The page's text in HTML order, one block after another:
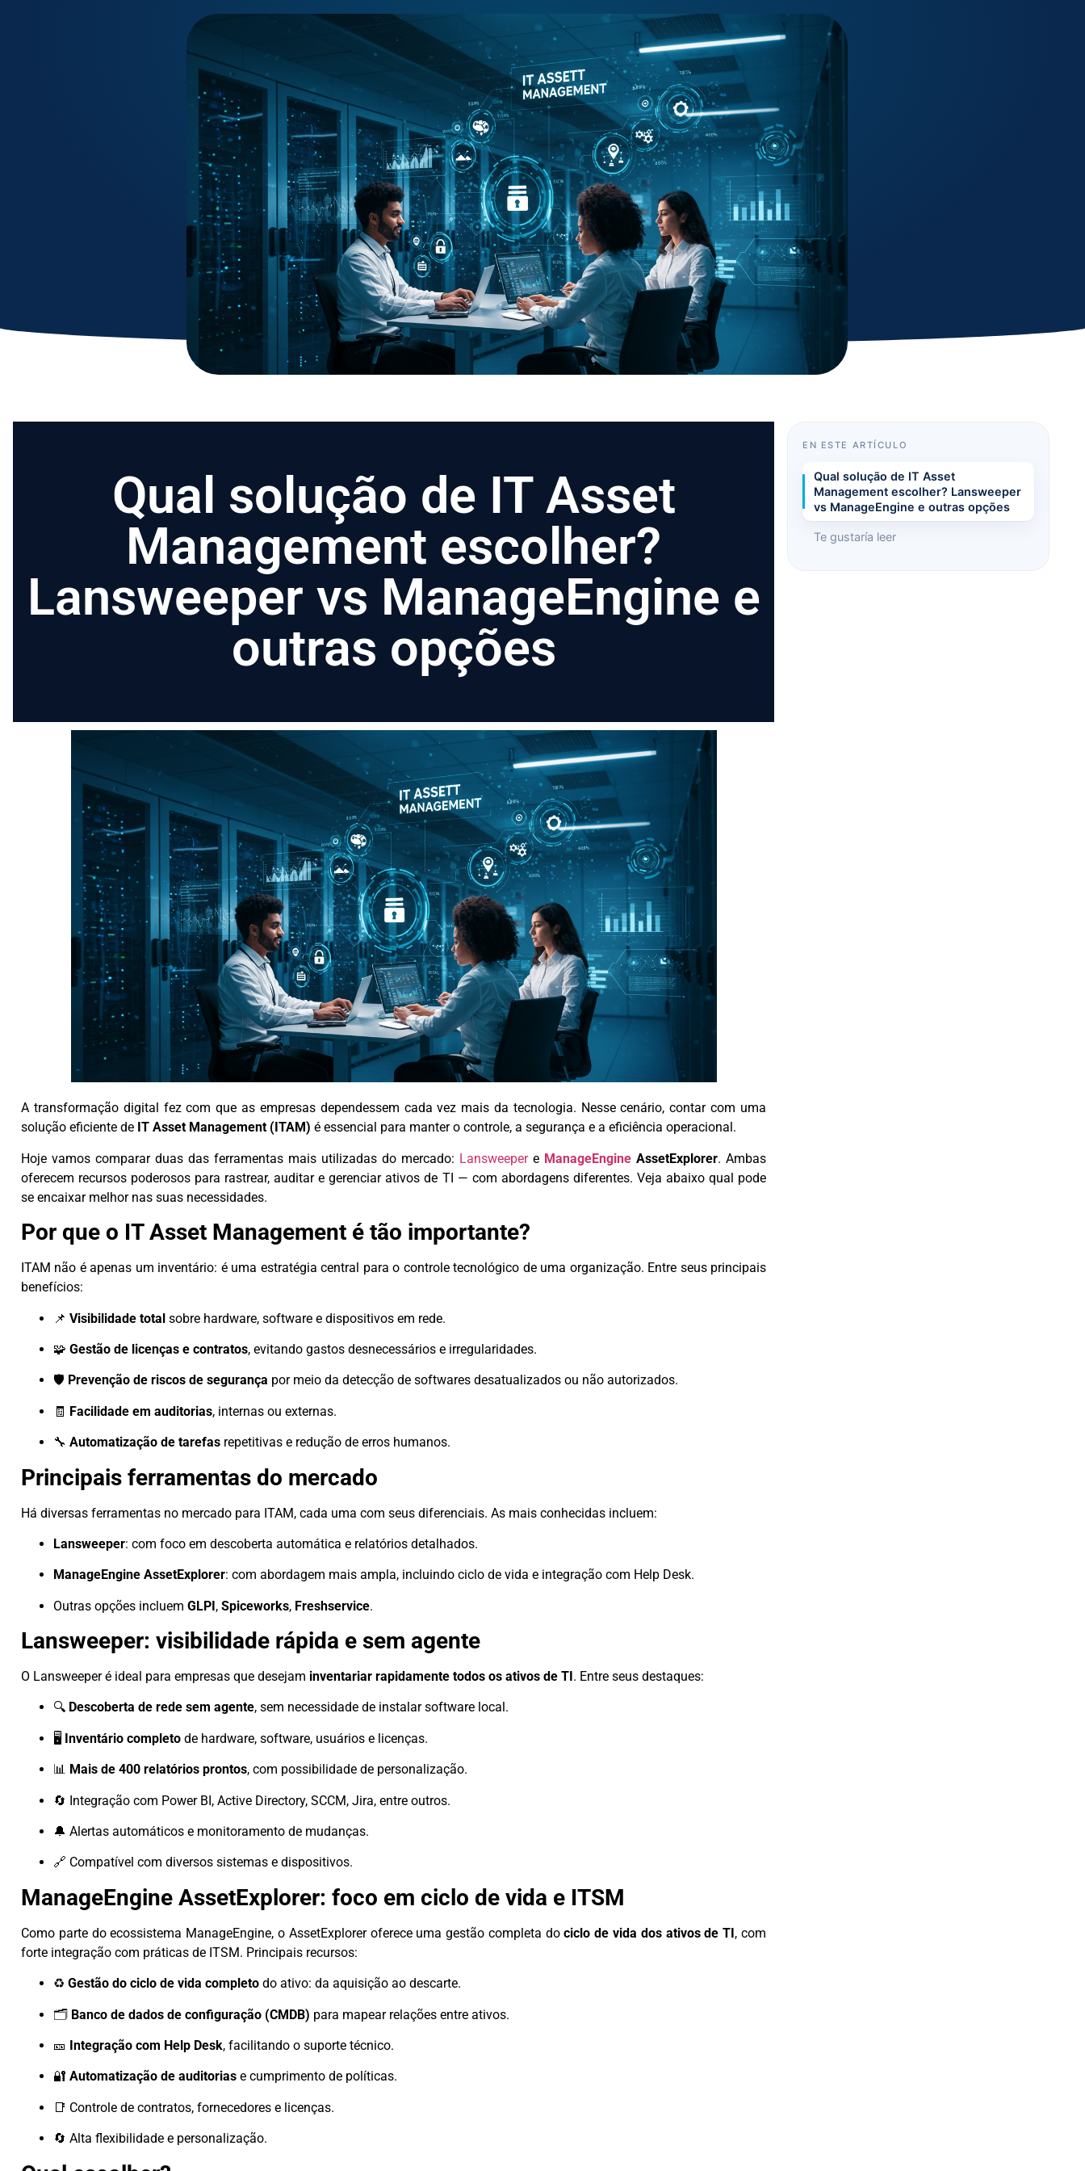
Qual solução de IT Asset
Management escolher?
Lansweeper vs ManageEngine e
outras opções
A transformação digital fez com que as empresas dependessem cada vez mais da tecnologia. Nesse cenário, contar com uma
solução eficiente de IT Asset Management (ITAM) é essencial para manter o controle, a segurança e a eficiência operacional.
Hoje vamos comparar duas das ferramentas mais utilizadas do mercado: Lansweeper e ManageEngine AssetExplorer. Ambas
oferecem recursos poderosos para rastrear, auditar e gerenciar ativos de TI — com abordagens diferentes. Veja abaixo qual pode
se encaixar melhor nas suas necessidades.
Por que o IT Asset Management é tão importante?
ITAM não é apenas um inventário: é uma estratégia central para o controle tecnológico de uma organização. Entre seus principais
benefícios:
📌 Visibilidade total sobre hardware, software e dispositivos em rede.
🧩 Gestão de licenças e contratos, evitando gastos desnecessários e irregularidades.
🛡️ Prevenção de riscos de segurança por meio da detecção de softwares desatualizados ou não autorizados.
🧾 Facilidade em auditorias, internas ou externas.
🔧 Automatização de tarefas repetitivas e redução de erros humanos.
Principais ferramentas do mercado
Há diversas ferramentas no mercado para ITAM, cada uma com seus diferenciais. As mais conhecidas incluem:
Lansweeper: com foco em descoberta automática e relatórios detalhados.
ManageEngine AssetExplorer: com abordagem mais ampla, incluindo ciclo de vida e integração com Help Desk.
Outras opções incluem GLPI, Spiceworks, Freshservice.
Lansweeper: visibilidade rápida e sem agente
O Lansweeper é ideal para empresas que desejam inventariar rapidamente todos os ativos de TI. Entre seus destaques:
🔍 Descoberta de rede sem agente, sem necessidade de instalar software local.
🖥️ Inventário completo de hardware, software, usuários e licenças.
📊 Mais de 400 relatórios prontos, com possibilidade de personalização.
🔄 Integração com Power BI, Active Directory, SCCM, Jira, entre outros.
🔔 Alertas automáticos e monitoramento de mudanças.
🔗 Compatível com diversos sistemas e dispositivos.
ManageEngine AssetExplorer: foco em ciclo de vida e ITSM
Como parte do ecossistema ManageEngine, o AssetExplorer oferece uma gestão completa dociclo de vida dos ativos de TI, com
forte integração com práticas de ITSM. Principais recursos:
♻️ Gestão do ciclo de vida completo do ativo: da aquisição ao descarte.
🗂️ Banco de dados de configuração (CMDB) para mapear relações entre ativos.
🎫 Integração com Help Desk, facilitando o suporte técnico.
🔐 Automatização de auditorias e cumprimento de políticas.
📑 Controle de contratos, fornecedores e licenças.
🔄 Alta flexibilidade e personalização.
EN ESTE ARTÍCULO
Qual solução de IT Asset
Management escolher? Lansweeper
vs ManageEngine e outras opções
Te gustaría leer